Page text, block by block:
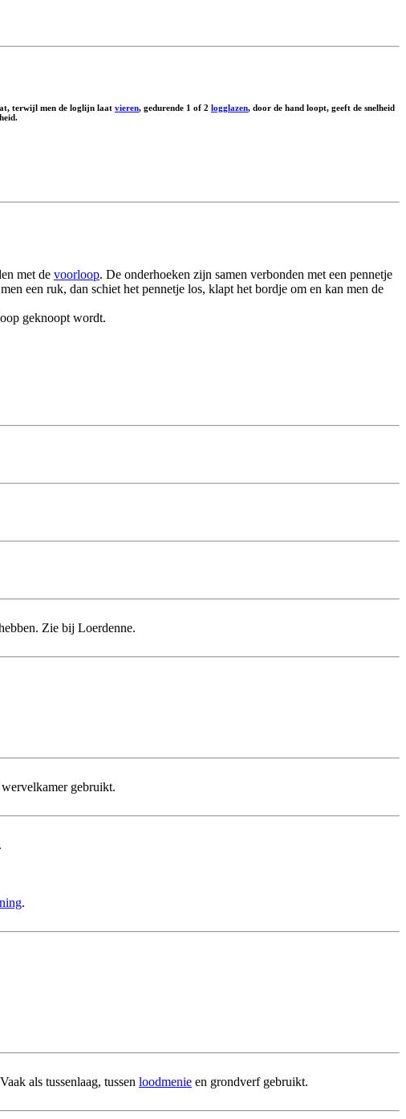
terwijl men de loglijn laat vieren, gedurende 1 of 2 logglazen, door de hand loopt, geeft de snelheid
met de voorloop. De onderhoeken zijn samen verbonden met een pennetje
een ruk, dan schiet het pennetje los, klapt het bordje om en kan men de
geknoopt wordt.
Zie bij Loerdenne.
gebruikt.
.
als tussenlaag, tussen loodmenie en grondverf gebruikt.